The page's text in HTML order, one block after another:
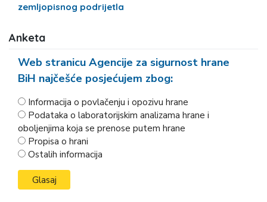
zemljopisnog podrijetla
Anketa
Web stranicu Agencije za sigurnost hrane
BiH najčešće posjećujem zbog:
Informacija o povlačenju i opozivu hrane
Podataka o laboratorijskim analizama hrane i
oboljenjima koja se prenose putem hrane
Propisa o hrani
Ostalih informacija